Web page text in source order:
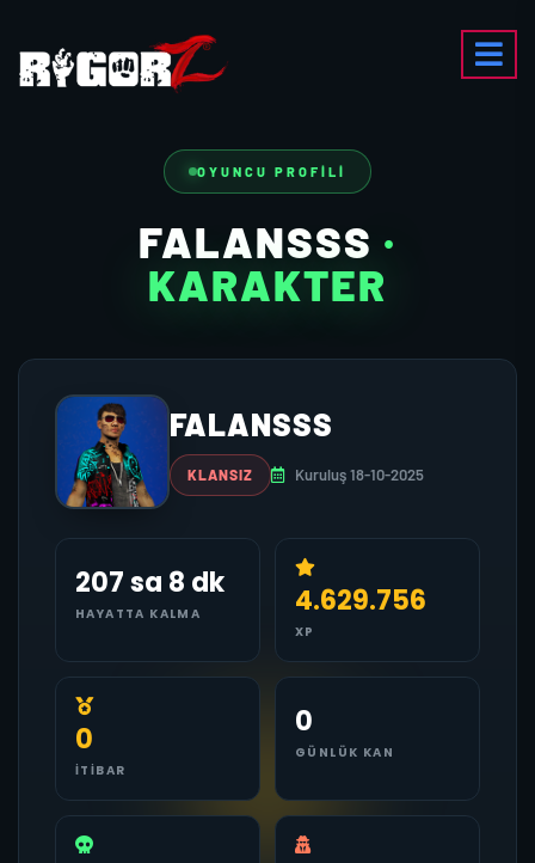
OYUNCU PROFILI
FALANSSS ·
KARAKTER
FALANSSS
KLANSIZ Kuruluş 18-10-2025
207 sa 8 dk
HAYATTA KALMA 4.629.756
XP
0
İTIBAR
0
GÜNLÜK KAN